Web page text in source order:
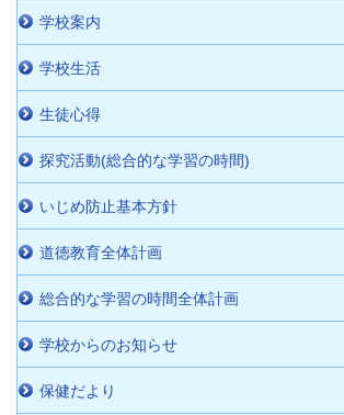
学校案内
学校生活
生徒心得
探究活動(総合的な学習の時間)
いじめ防止基本方針
道徳教育全体計画
総合的な学習の時間全体計画
学校からのお知らせ
保健だより